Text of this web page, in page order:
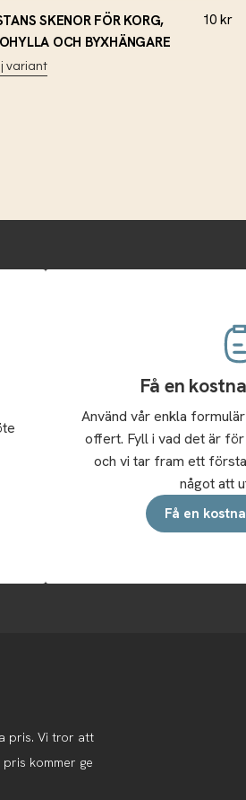
SKENOR FÖR KORG,
OCH BYXHÄNGARE
variant
10 kr
Få en
Använd vår enkla
offert. Fyll i vad det är
och vi tar fram ett
något att
Få en
pris. Vi tror att
kommer ge